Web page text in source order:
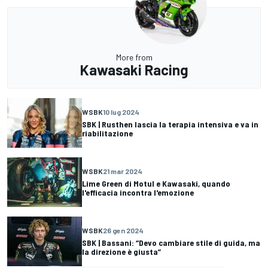
More from
Kawasaki Racing
WSBK10 lug 2024
SBK | Rusthen lascia la terapia intensiva e va in
riabilitazione
WSBK21 mar 2024
Lime Green di Motul e Kawasaki, quando
l'efficacia incontra l'emozione
WSBK26 gen 2024
SBK | Bassani: “Devo cambiare stile di guida, ma
la direzione è giusta”